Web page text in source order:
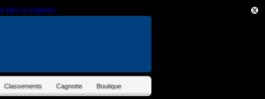
plus ou s'opposer.
Classements Cagnotte Boutique